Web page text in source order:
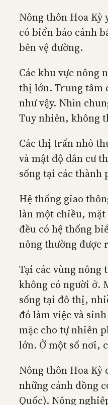
Nông thôn Hoa Kỳ
có biển báo cảnh
bên vệ đường.
Các khu vực nông
thị lớn. Trung tâm
như vậy. Nhìn
Tuy nhiên, không
Các thị trấn nhỏ
và mật độ dân cư
sống tại các thành
Hệ thống giao
làn một chiều, mặt
đều có hệ thống
nông thường được
Tại các vùng nông
không có người ở.
sống tại đô thị,
đó làm việc và
mặc cho tự nhiên
lớn. Ở một số nơi,
Nông thôn Hoa
những cánh đồng
Quốc). Nông